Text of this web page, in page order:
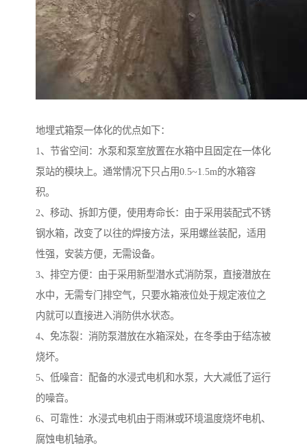
地埋式箱泵一体化的优点如下：
1、节省空间：水泵和泵室放置在水箱中且固定在一体化
泵站的模块上。通常情况下只占用0.5~1.5m的水箱容
积。
2、移动、拆卸方便，使用寿命长：由于采用装配式不锈
钢水箱，改变了以往的焊接方法，采用螺丝装配，适用
性强，安装方便，无需设备。
3、排空方便：由于采用新型潜水式消防泵，直接潜放在
水中，无需专门排空气，只要水箱液位处于规定液位之
内就可以直接进入消防供水状态。
4、免冻裂：消防泵潜放在水箱深处，在冬季由于结冻被
烧坏。
5、低噪音：配备的水浸式电机和水泵，大大减低了运行
的噪音。
6、可靠性：水浸式电机由于雨淋或环境温度烧坏电机、
腐蚀电机轴承。